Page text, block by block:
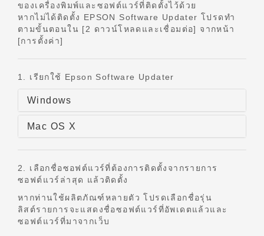
ของเครื่องพิมพ์และซอฟต์แวร์ที่ติดตั้งไว้ด้วย
หากไม่ได้ติดตั้ง EPSON Software Updater โปรดทำ
ตามขั้นตอนใน [2 ดาวน์โหลดและเชื่อมต่อ] จากหน้า
[การตั้งค่า]
1. เรียกใช้ Epson Software Updater
Windows
Mac OS X
2. เลือกชื่อซอฟต์แวร์ที่ต้องการติดตั้งจากรายการ
ซอฟต์แวร์ล่าสุด แล้วติดตั้ง
หากท่านใช้ผลิตภัณฑ์หลายตัว โปรดเลือกชื่อรุ่น
ลิสต์รายการจะแสดงชื่อซอฟต์แวร์ที่อัพเดตแล้วและ
ซอฟต์แวร์ที่มาจากเว็บ